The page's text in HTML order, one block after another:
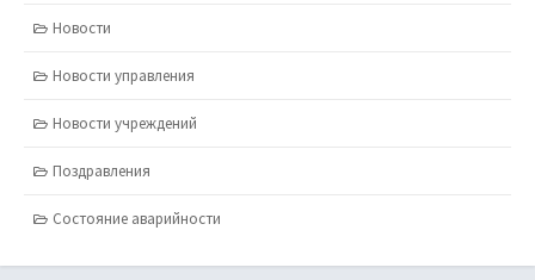
Новости
Новости управления
Новости учреждений
Поздравления
Состояние аварийности